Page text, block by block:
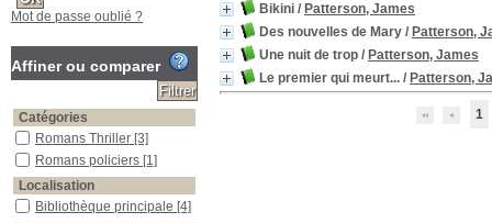
Bikini / Patterson, James
Des nouvelles de Mary / Patterson,
Une nuit de trop / Patterson, James
Le premier qui meurt... / Patterson,
1
Mot de passe oublié ?
Affiner ou comparer
Catégories
Romans Thriller [3]
Romans policiers [1]
Localisation
Bibliothèque principale [4]